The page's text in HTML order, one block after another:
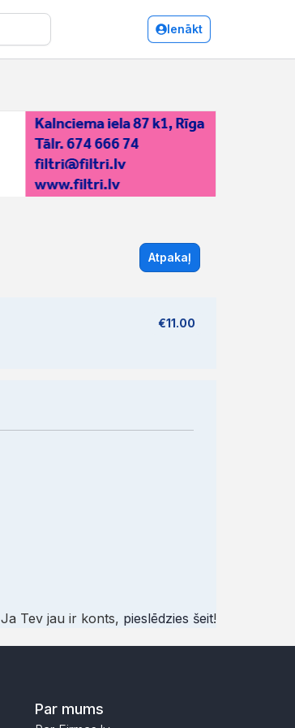
Ienākt
Atpakaļ
€11.00
Ja Tev jau ir konts, pieslēdzies šeit!
Par mums